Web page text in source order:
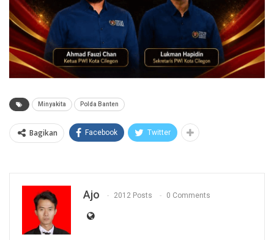
Minyakita Polda Banten
Bagikan Facebook Twitter
Ajo 2012 Posts 0 Comments